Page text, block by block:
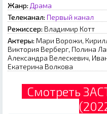
Жанр: Драма
Телеканал: Первый канал
Режиссер: Владимир Котт
Актеры: Мари Ворожи,
Виктория Верберг, Полина
Александра Велескевич,
Екатерина Волкова
Смотреть